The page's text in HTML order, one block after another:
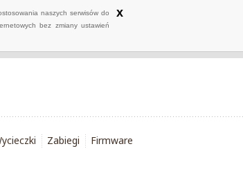
naszych serwisów do
bez zmiany ustawień
x
Zabiegi
Firmware